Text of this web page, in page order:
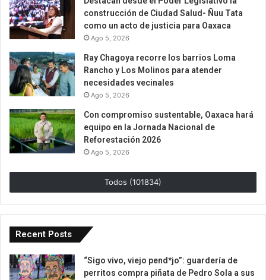
construcción de Ciudad Salud- Ñuu Tata
como un acto de justicia para Oaxaca
Ago 5, 2026
Ray Chagoya recorre los barrios Loma
Rancho y Los Molinos para atender
necesidades vecinales
Ago 5, 2026
Con compromiso sustentable, Oaxaca hará
equipo en la Jornada Nacional de
Reforestación 2026
Ago 5, 2026
Todos (101834)
Recent Posts
“Sigo vivo, viejo pend*jo”: guardería de
perritos compra piñata de Pedro Sola a sus